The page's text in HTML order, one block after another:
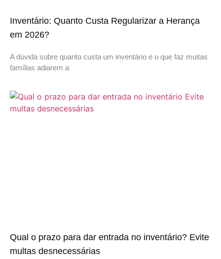
Inventário: Quanto Custa Regularizar a Herança
em 2026?
A dúvida sobre quanto custa um inventário é o que faz muitas
famílias adiarem a
Qual o prazo para dar entrada no inventário? Evite
multas desnecessárias